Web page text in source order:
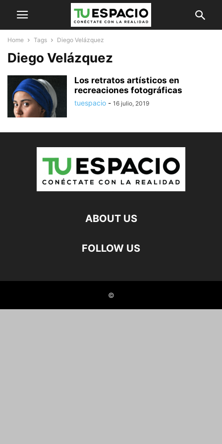
Home Tags Diego Velázquez
Diego Velázquez
Los retratos artísticos en
recreaciones fotográficas
tuespacio - 16 julio, 2019
ABOUT US
FOLLOW US
©